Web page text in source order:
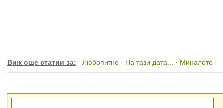
Виж още статии за: Любопитно · На тази дата... · Миналото ·